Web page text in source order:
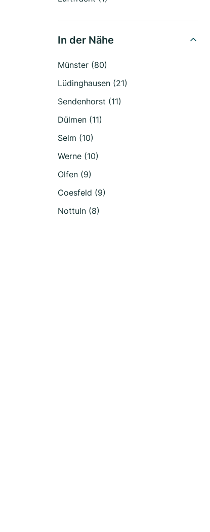
In der Nähe
Münster (80)
Lüdinghausen (21)
Sendenhorst (11)
Dülmen (11)
Selm (10)
Werne (10)
Olfen (9)
Coesfeld (9)
Nottuln (8)